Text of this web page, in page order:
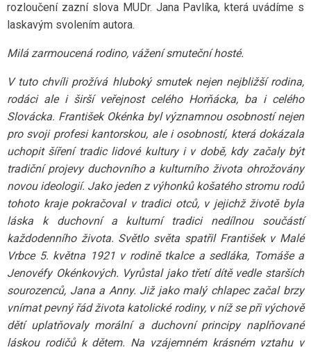
rozloučení zazní slova MUDr. Jana Pavlíka, která uvádíme s
laskavým svolením autora.
Milá zarmoucená rodino, vážení smuteční hosté.
V tuto chvíli prožívá hluboký smutek nejen nejbližší rodina,
rodáci ale i širší veřejnost celého Horňácka, ba i celého
Slovácka. František Okénka byl významnou osobností nejen
pro svoji profesi kantorskou, ale i osobností, která dokázala
uchopit šíření tradic lidové kultury i v době, kdy začaly být
tradiční projevy duchovního a kulturního života ohrožovány
novou ideologií. Jako jeden z výhonků košatého stromu rodů
tohoto kraje pokračoval v tradici otců, v jejichž životě byla
láska k duchovní a kulturní tradici nedílnou součástí
každodenního života. Světlo světa spatřil František v Malé
Vrbce 5. května 1921 v rodině tkalce a sedláka, Tomáše a
Jenovéfy Okénkových. Vyrůstal jako třetí dítě vedle starších
sourozenců, Jana a Anny. Již jako malý chlapec začal brzy
vnímat pevný řád života katolické rodiny, v níž se při výchově
dětí uplatňovaly morální a duchovní principy naplňované
láskou rodičů k dětem. Na vzájemném krásném vztahu v